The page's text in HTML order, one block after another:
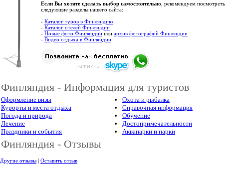
Если Вы хотите сделать выбор самостоятельно , рекомендуем посмотреть
следующие разделы нашего сайта:
- Каталог туров в Финляндию
- Каталог отелей Финляндии
- Новые фото Финляндии или архив фотографий Финляндии
- Видео отдыха в Финляндии
Финляндия - Информация для туристов
Оформление визы
Курорты и места отдыха
Погода и природа
Лечение
Праздники и события
Охота и рыбалка
Справочная информация
Обучение
Достопримечательности
Аквапарки и парки
Финляндия - Отзывы
Другие отзывы | Оставить отзыв